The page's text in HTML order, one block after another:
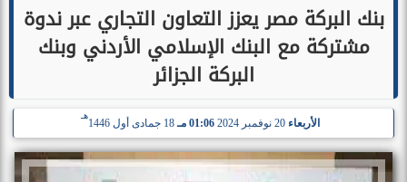
بنك البركة مصر يعزز التعاون التجاري عبر ندوة
مشتركة مع البنك الإسلامي الأردني وبنك
البركة الجزائر
الأربعاء 20 نوفمبر 2024 01:06 مـ 18 جمادى أول 1446
هـ